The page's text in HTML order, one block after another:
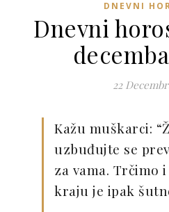
DNEVNI
Dnevni
22
Kažu muškarci:
uzbuđujte se
za vama. Trčimo
kraju je ipak